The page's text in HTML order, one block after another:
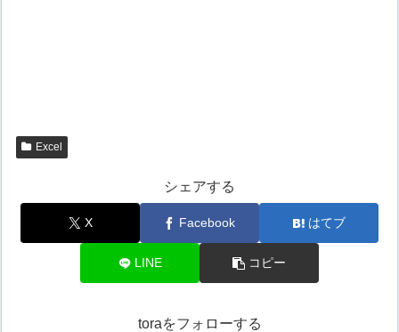
Excel
シェアする
X Facebook はてブ
LINE コピー
toraをフォローする